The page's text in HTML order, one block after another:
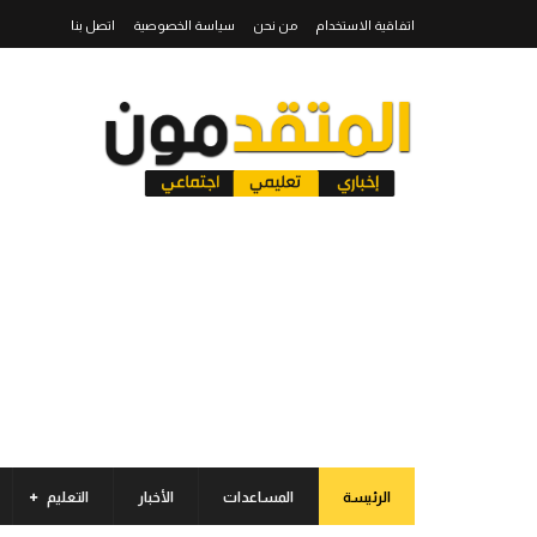
اتفاقية الاستخدام من نحن سياسة الخصوصية اتصل بنا
الرئيسة المساعدات الأخبار التعليم